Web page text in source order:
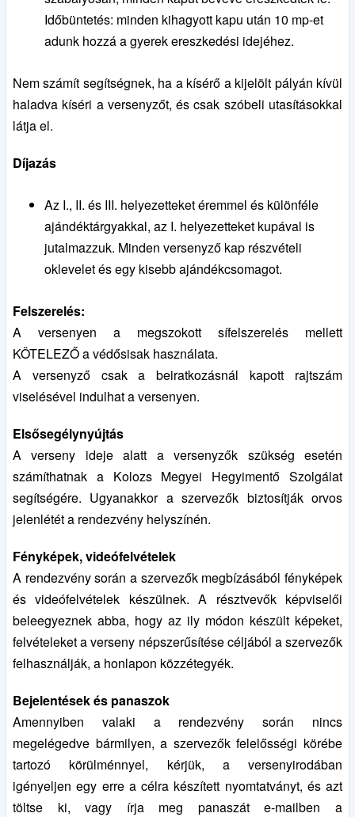
Időbüntetés: minden kihagyott kapu után 10 mp-et
adunk hozzá a gyerek ereszkedési idejéhez.
Nem számít segítségnek, ha a kísérő a kijelölt pályán kívül
haladva kíséri a versenyzőt, és csak szóbeli utasításokkal
látja el.
Díjazás
Az I., II. és III. helyezetteket éremmel és különféle
ajándéktárgyakkal, az I. helyezetteket kupával is
jutalmazzuk. Minden versenyző kap részvételi
oklevelet és egy kisebb ajándékcsomagot.
Felszerelés:
A versenyen a megszokott sífelszerelés mellett
KÖTELEZŐ a védősisak használata.
A versenyző csak a beiratkozásnál kapott rajtszám
viselésével indulhat a versenyen.
Elsősegélynyújtás
A verseny ideje alatt a versenyzők szükség esetén
számíthatnak a Kolozs Megyei Hegyimentő Szolgálat
segítségére. Ugyanakkor a szervezők biztosítják orvos
jelenlétét a rendezvény helyszínén.
Fényképek, videófelvételek
A rendezvény során a szervezők megbízásából fényképek
és videófelvételek készülnek. A résztvevők képviselői
beleegyeznek abba, hogy az ily módon készült képeket,
felvételeket a verseny népszerűsítése céljából a szervezők
felhasználják, a honlapon közzétegyék.
Bejelentések és panaszok
Amennyiben valaki a rendezvény során nincs
megelégedve bármilyen, a szervezők felelősségi körébe
tartozó körülménnyel, kérjük, a versenyirodában
igényeljen egy erre a célra készített nyomtatványt, és azt
töltse ki, vagy írja meg panaszát e-mailben a